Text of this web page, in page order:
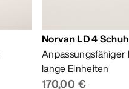
Norvan LD 4
lange Einheiten
170,00 €